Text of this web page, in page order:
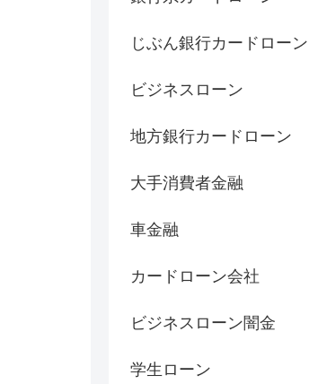
じぶん銀行カードローン
ビジネスローン
地方銀行カードローン
大手消費者金融
車金融
カードローン会社
ビジネスローン闇金
学生ローン